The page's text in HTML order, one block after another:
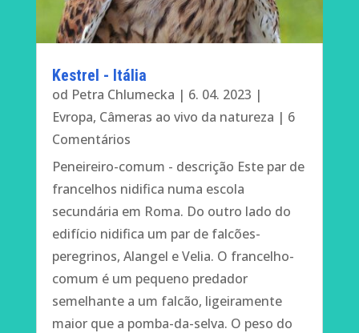
Kestrel - Itália
od Petra Chlumecka | 6. 04. 2023 |
Evropa, Câmeras ao vivo da natureza | 6
Comentários
Peneireiro-comum - descrição Este par de
francelhos nidifica numa escola
secundária em Roma. Do outro lado do
edifício nidifica um par de falcões-
peregrinos, Alangel e Velia. O francelho-
comum é um pequeno predador
semelhante a um falcão, ligeiramente
maior que a pomba-da-selva. O peso do